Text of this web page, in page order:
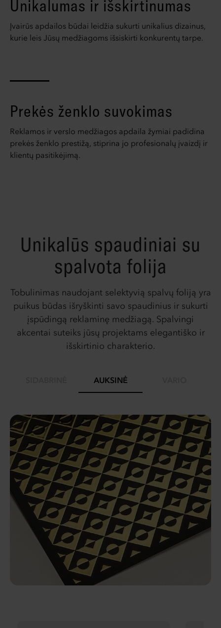
Unikalumas ir išskirtinumas
Įvairūs apdailos būdai leidžia sukurti unikalius dizainus,
kurie leis Jūsų medžiagoms išsiskirti konkurentų tarpe.
Prekės ženklo suvokimas
Reklamos ir verslo medžiagos apdaila žymiai padidina
prekės ženklo prestižą, stiprina jo profesionalų įvaizdį ir
klientų pasitikėjimą.
Unikalūs spaudiniai su
spalvota folija
Tobulinimas naudojant selektyvią spalvų foliją yra
puikus būdas išryškinti savo spaudinius ir sukurti
įspūdingą reklaminę medžiagą. Spalvingi
akcentai suteiks jūsų projektams elegantiško ir
išskirtinio charakterio.
AUKSINĖ